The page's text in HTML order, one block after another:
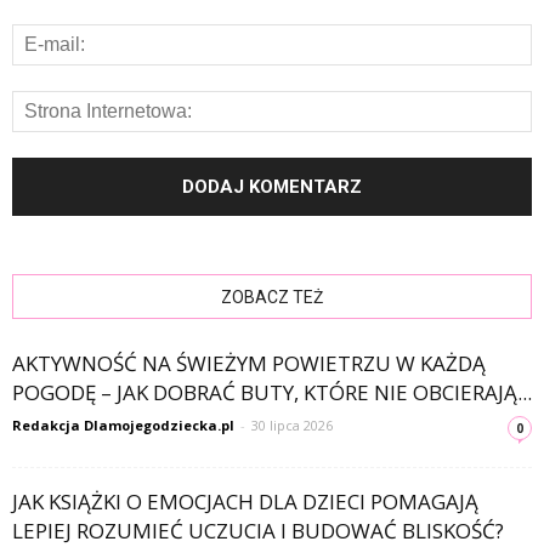
ZOBACZ TEŻ
AKTYWNOŚĆ NA ŚWIEŻYM POWIETRZU W KAŻDĄ
POGODĘ – JAK DOBRAĆ BUTY, KTÓRE NIE OBCIERAJĄ...
Redakcja Dlamojegodziecka.pl - 30 lipca 2026 0
JAK KSIĄŻKI O EMOCJACH DLA DZIECI POMAGAJĄ
LEPIEJ ROZUMIEĆ UCZUCIA I BUDOWAĆ BLISKOŚĆ?